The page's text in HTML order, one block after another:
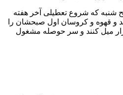
شنبه که شروع تعطیلی آخر هفته‌
و قهوه و کروسان اول صبحشان را
میل کنند و سر حوصله مشغول